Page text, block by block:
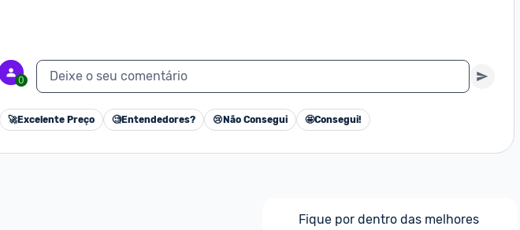
0 Deixe o seu comentário
🚀Excelente Preço 🧐Entendedores? 😢 Não Consegui 🤩Consegui!
Fique por dentro das melhores